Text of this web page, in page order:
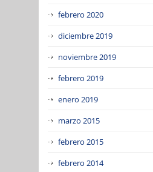
febrero 2020
diciembre 2019
noviembre 2019
febrero 2019
enero 2019
marzo 2015
febrero 2015
febrero 2014